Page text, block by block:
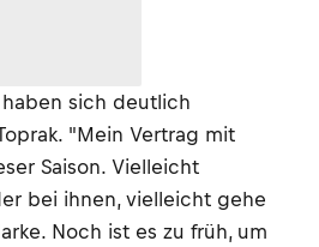
sich deutlich
"Mein Vertrag mit
Saison. Vielleicht
bei ihnen, vielleicht gehe
Noch ist es zu früh, um